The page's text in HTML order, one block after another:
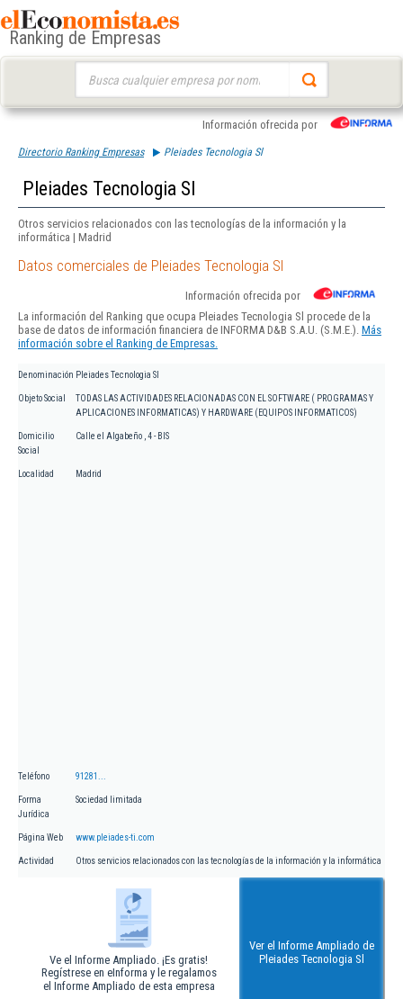
Ranking de Empresas
Información ofrecida por
Directorio Ranking Empresas Pleiades Tecnologia Sl
Pleiades Tecnologia Sl
Otros servicios relacionados con las tecnologías de la información y la
informática | Madrid
Datos comerciales de Pleiades Tecnologia Sl
Información ofrecida por
La información del Ranking que ocupa Pleiades Tecnologia Sl procede de la
base de datos de información financiera de INFORMA D&B S.A.U. (S.M.E.). Más
información sobre el Ranking de Empresas.
Denominación Pleiades Tecnologia Sl
Objeto Social
TODAS LAS ACTIVIDADES RELACIONADAS CON EL SOFTWARE ( PROGRAMAS Y
APLICACIONES INFORMATICAS) Y HARDWARE (EQUIPOS INFORMATICOS)
Domicilio
Social
Calle el Algabeño , 4 - BIS
Localidad Madrid
Teléfono 91281...
Forma
Jurídica
Sociedad limitada
Página Web www.pleiades-ti.com
Actividad Otros servicios relacionados con las tecnologías de la información y la informática
Ve el Informe Ampliado. ¡Es gratis!
Regístrese en eInforma y le regalamos
el Informe Ampliado de esta empresa
Ver el Informe Ampliado de
Pleiades Tecnologia Sl